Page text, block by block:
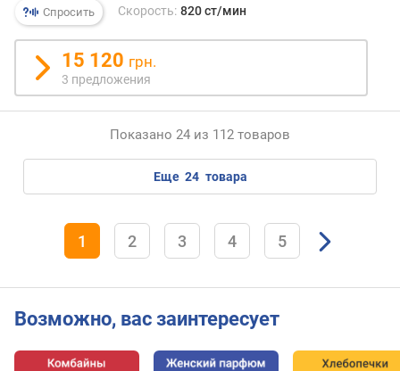
Спросить
Скорость: 820 ст/мин
15 120 грн.
3 предложения
Показано 24 из 112 товаров
еще 24 товара
1 2 3 4 5
Возможно, вас заинтересует